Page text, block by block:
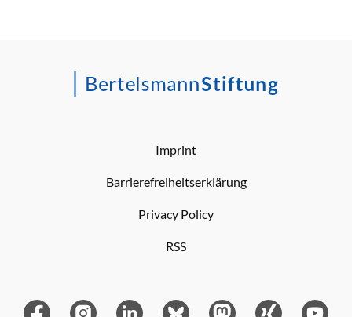
Imprint
Barrierefreiheitserklärung
Privacy Policy
RSS